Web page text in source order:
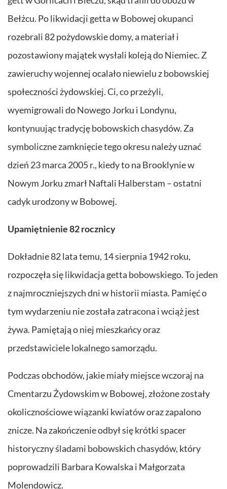
Bełżcu. Po likwidacji getta w Bobowej okupanci
rozebrali 82 pożydowskie domy, a materiał i
pozostawiony majątek wysłali koleją do Niemiec. Z
zawieruchy wojennej ocalało niewielu z bobowskiej
społeczności żydowskiej. Ci, co przeżyli,
wyemigrowali do Nowego Jorku i Londynu,
kontynuując tradycję bobowskich chasydów. Za
symboliczne zamknięcie tego okresu należy uznać
dzień 23 marca 2005 r., kiedy to na Brooklynie w
Nowym Jorku zmarł Naftali Halberstam – ostatni
cadyk urodzony w Bobowej.
Upamiętnienie 82 rocznicy
Dokładnie 82 lata temu, 14 sierpnia 1942 roku,
rozpoczęła się likwidacja getta bobowskiego. To jeden
z najmroczniejszych dni w historii miasta. Pamięć o
tym wydarzeniu nie została zatracona i wciąż jest
żywa. Pamiętają o niej mieszkańcy oraz
przedstawiciele lokalnego samorządu.
Podczas obchodów, jakie miały miejsce wczoraj na
Cmentarzu Żydowskim w Bobowej, złożone zostały
okolicznościowe wiązanki kwiatów oraz zapalono
znicze. Na zakończenie odbył się krótki spacer
historyczny śladami bobowskich chasydów, który
poprowadzili Barbara Kowalska i Małgorzata
Molendowicz.